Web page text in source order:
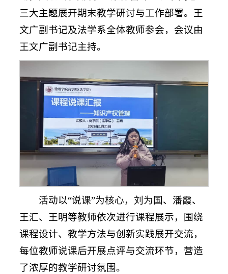
三大主题展开期末教学研讨与工作部署。王
文广副书记及法学系全体教师参会，会议由
王文广副书记主持。
活动以“说课”为核心，刘为国、潘霞、
王汇、王明等教师依次进行课程展示，围绕
课程设计、教学方法与创新实践展开交流，
每位教师说课后开展点评与交流环节，营造
了浓厚的教学研讨氛围。